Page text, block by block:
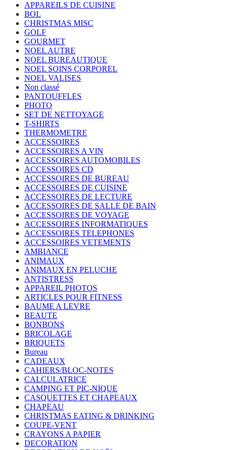
APPAREILS DE CUISINE
BOL
CHRISTMAS MISC
GOLF
GOURMET
NOEL AUTRE
NOEL BUREAUTIQUE
NOEL SOINS CORPOREL
NOEL VALISES
Non classé
PANTOUFFLES
PHOTO
SET DE NETTOYAGE
T-SHIRTS
THERMOMETRE
ACCESSOIRES
ACCESSOIRES A VIN
ACCESSOIRES AUTOMOBILES
ACCESSOIRES CD
ACCESSOIRES DE BUREAU
ACCESSOIRES DE CUISINE
ACCESSOIRES DE LECTURE
ACCESSOIRES DE SALLE DE BAIN
ACCESSOIRES DE VOYAGE
ACCESSOIRES INFORMATIQUES
ACCESSOIRES TELEPHONES
ACCESSOIRES VETEMENTS
AMBIANCE
ANIMAUX
ANIMAUX EN PELUCHE
ANTISTRESS
APPAREIL PHOTOS
ARTICLES POUR FITNESS
BAUME A LEVRE
BEAUTE
BONBONS
BRICOLAGE
BRIQUETS
Bureau
CADEAUX
CAHIERS/BLOC-NOTES
CALCULATRICE
CAMPING ET PIC-NIQUE
CASQUETTES ET CHAPEAUX
CHAPEAU
CHRISTMAS EATING & DRINKING
COUPE-VENT
CRAYONS A PAPIER
DECORATION